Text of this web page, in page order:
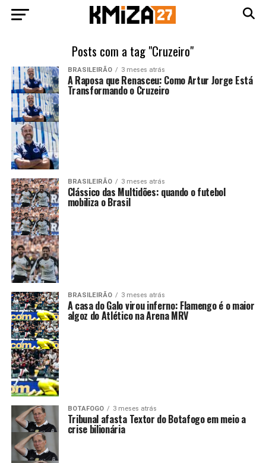
Posts com a tag "Cruzeiro"
BRASILEIRÃO 3 meses atrás
A Raposa que Renasceu: Como Artur Jorge Está
Transformando o Cruzeiro
BRASILEIRÃO 3 meses atrás
Clássico das Multidões: quando o futebol
mobiliza o Brasil
BRASILEIRÃO 3 meses atrás
A casa do Galo virou inferno: Flamengo é o maior
algoz do Atlético na Arena MRV
BOTAFOGO 3 meses atrás
Tribunal afasta Textor do Botafogo em meio a
crise bilionária